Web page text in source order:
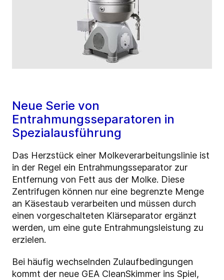
Neue Serie von
Entrahmungsseparatoren in
Spezialausführung
Das Herzstück einer Molkeverarbeitungslinie ist
in der Regel ein Entrahmungsseparator zur
Entfernung von Fett aus der Molke. Diese
Zentrifugen können nur eine begrenzte Menge
an Käsestaub verarbeiten und müssen durch
einen vorgeschalteten Klärseparator ergänzt
werden, um eine gute Entrahmungsleistung zu
erzielen.
Bei häufig wechselnden Zulaufbedingungen
kommt der neue GEA CleanSkimmer ins Spiel,